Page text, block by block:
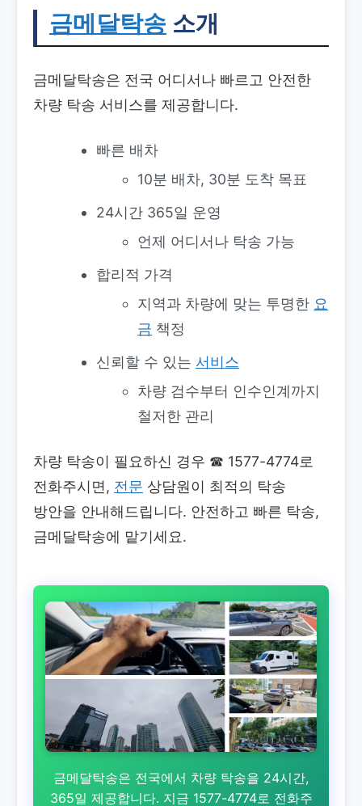
금메달탁송 소개
금메달탁송은 전국 어디서나 빠르고 안전한
차량 탁송 서비스를 제공합니다.
빠른 배차
10분 배차, 30분 도착 목표
24시간 365일 운영
언제 어디서나 탁송 가능
합리적 가격
지역과 차량에 맞는 투명한 요
금 책정
신뢰할 수 있는 서비스
차량 검수부터 인수인계까지
철저한 관리
차량 탁송이 필요하신 경우 ☎ 1577-4774로
전화주시면, 전문 상담원이 최적의 탁송
방안을 안내해드립니다. 안전하고 빠른 탁송,
금메달탁송에 맡기세요.
금메달탁송은 전국에서 차량 탁송을 24시간,
365일 제공합니다. 지금 1577-4774로 전화주